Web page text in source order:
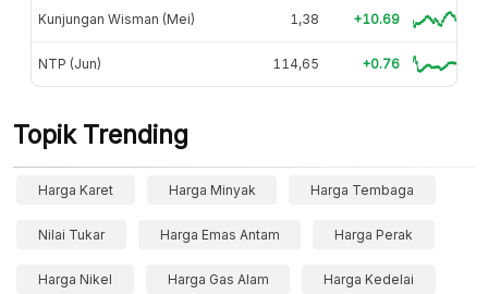
Kunjungan Wisman (Mei) 1,38 +10.69
NTP (Jun) 114,65 +0.76
Topik Trending
Harga Karet Harga Minyak Harga Tembaga
Nilai Tukar Harga Emas Antam Harga Perak
Harga Nikel Harga Gas Alam Harga Kedelai